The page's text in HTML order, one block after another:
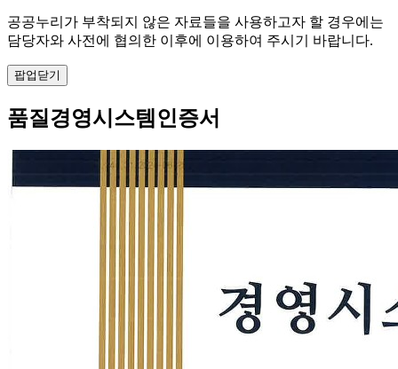
공공누리가 부착되지 않은 자료들을 사용하고자 할 경우에는
담당자와 사전에 협의한 이후에 이용하여 주시기 바랍니다.
팝업닫기
품질경영시스템인증서